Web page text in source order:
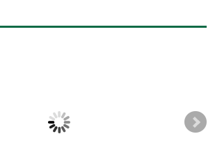
リス
『神奈川県有機野菜生
秋